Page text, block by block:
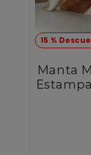
15 %
Manta